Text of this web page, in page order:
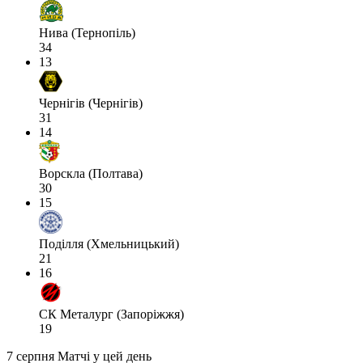
Нива (Тернопіль)
34
13
Чернігів (Чернігів)
31
14
Ворскла (Полтава)
30
15
Поділля (Хмельницький)
21
16
СК Металург (Запоріжжя)
19
7 серпня Матчі у цей день